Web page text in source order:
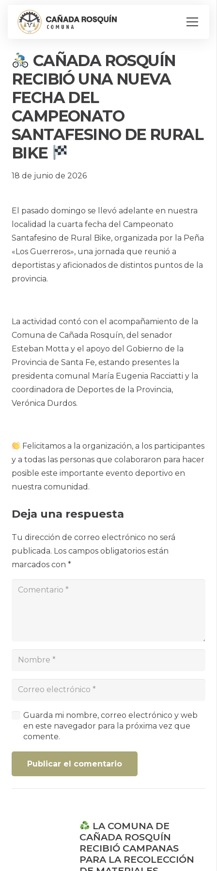
CAÑADA ROSQUÍN
RECIBIÓ UNA NUEVA
FECHA DEL
CAMPEONATO
SANTAFESINO DE RURAL
BIKE
18 de junio de 2026
El pasado domingo se llevó adelante en nuestra
localidad la cuarta fecha del Campeonato
Santafesino de Rural Bike, organizada por la Peña
«Los Guerreros», una jornada que reunió a
deportistas y aficionados de distintos puntos de la
provincia.
La actividad contó con el acompañamiento de la
Comuna de Cañada Rosquín, del senador
Esteban Motta y el apoyo del Gobierno de la
Provincia de Santa Fe, estando presentes la
presidenta comunal María Eugenia Racciatti y la
coordinadora de Deportes de la Provincia,
Verónica Durdos.
Felicitamos a la organización, a los participantes
y a todas las personas que colaboraron para hacer
posible este importante evento deportivo en
nuestra comunidad.
Deja una respuesta
Tu dirección de correo electrónico no será
publicada. Los campos obligatorios están
marcados con *
Guarda mi nombre, correo electrónico y web
en este navegador para la próxima vez que
comente.
Publicar el comentario
LA COMUNA DE
CAÑADA ROSQUÍN
RECIBIÓ CAMPANAS
PARA LA RECOLECCIÓN